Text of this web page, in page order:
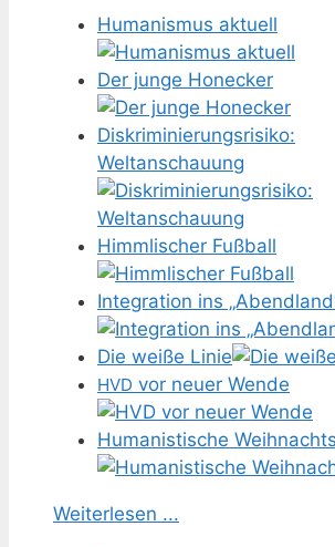
Humanismus aktuell
Der junge Honecker
Diskriminierungsrisiko:
Weltanschauung
Himmlischer Fußball
Integration ins
Die weiße Linie
HVD vor neuer Wende
Humanistische
Weiterlesen ...